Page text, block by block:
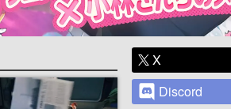
X
Discord